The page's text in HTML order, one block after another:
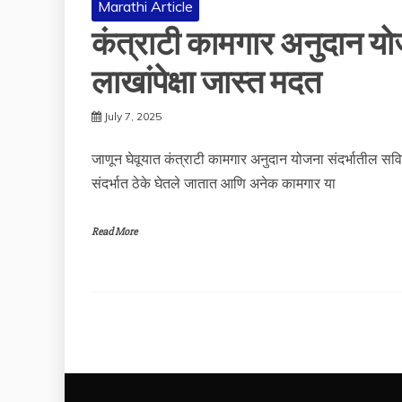
Marathi Article
कंत्राटी कामगार अनुदान
लाखांपेक्षा जास्त मदत
July 7, 2025
जाणून घेवूयात कंत्राटी कामगार अनुदान योजना संदर्भातील
संदर्भात ठेके घेतले जातात आणि अनेक कामगार या
Read More